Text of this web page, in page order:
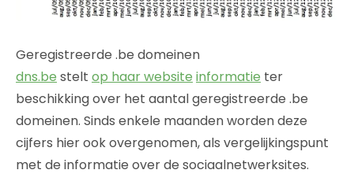
Geregistreerde .be domeinen
dns.be stelt op haar website informatie ter
beschikking over het aantal geregistreerde .be
domeinen. Sinds enkele maanden worden deze
cijfers hier ook overgenomen, als vergelijkingspunt
met de informatie over de sociaalnetwerksites.